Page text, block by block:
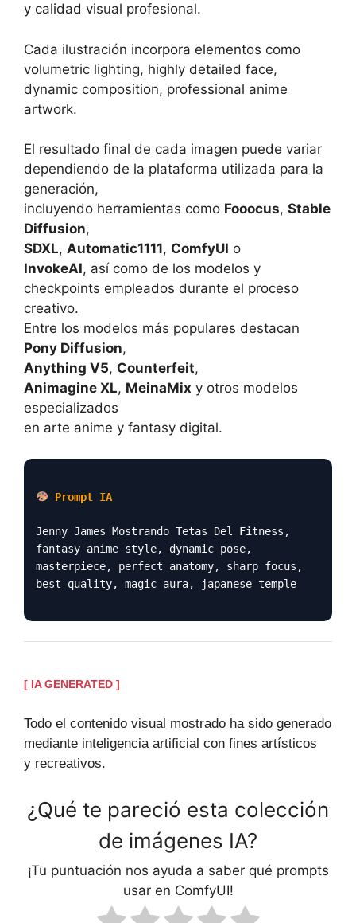
y calidad visual profesional.
Cada ilustración incorpora elementos como
volumetric lighting, highly detailed face,
dynamic composition, professional anime
artwork.
El resultado final de cada imagen puede variar
dependiendo de la plataforma utilizada para la
generación,
incluyendo herramientas como Fooocus, Stable
Diffusion,
SDXL, Automatic1111, ComfyUI o
InvokeAI, así como de los modelos y
checkpoints empleados durante el proceso
creativo.
Entre los modelos más populares destacan
Pony Diffusion,
Anything V5, Counterfeit,
Animagine XL, MeinaMix y otros modelos
especializados
en arte anime y fantasy digital.
Prompt IA
Jenny James Mostrando Tetas Del Fitness,
fantasy anime style, dynamic pose,
masterpiece, perfect anatomy, sharp focus,
best quality, magic aura, japanese temple
[ IA GENERATED ]
Todo el contenido visual mostrado ha sido generado
mediante inteligencia artificial con fines artísticos
y recreativos.
¿Qué te pareció esta colección
de imágenes IA?
¡Tu puntuación nos ayuda a saber qué prompts
usar en ComfyUI!